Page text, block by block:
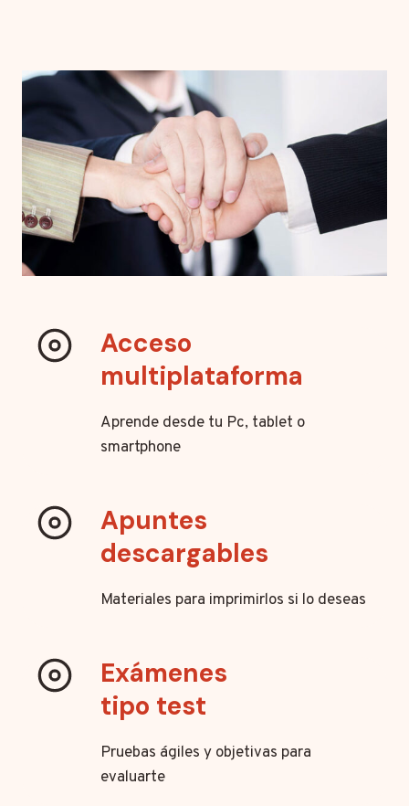
Acceso
multiplataforma
Aprende desde tu Pc, tablet o
smartphone
Apuntes
descargables
Materiales para imprimirlos si lo deseas
Exámenes
tipo test
Pruebas ágiles y objetivas para
evaluarte